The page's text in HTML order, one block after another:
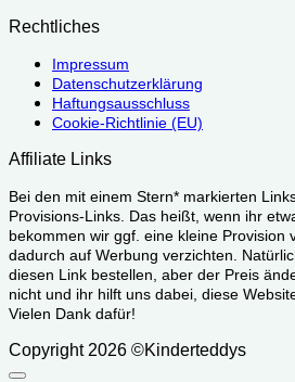
Rechtliches
Impressum
Datenschutzerklärung
Haftungsausschluss
Cookie-Richtlinie (EU)
Affiliate Links
Bei den mit einem Stern* markierten
Provisions-Links. Das heißt, wenn ihr
bekommen wir ggf. eine kleine Provision
dadurch auf Werbung verzichten.
diesen Link bestellen, aber der Preis
nicht und ihr hilft uns dabei, diese
Vielen Dank dafür!
Copyright 2026 ©Kinderteddys